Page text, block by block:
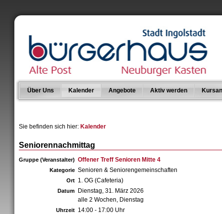
Über Uns Kalender Angebote Aktiv werden
Sie befinden sich hier: Kalender
Seniorennachmittag
Gruppe (Veranstalter) Offener Treff Senioren Mitte 4
Kategorie Senioren & Seniorengemeinschaften
Ort 1. OG (Cafeteria)
Datum
Dienstag, 31. März 2026
alle 2 Wochen, Dienstag
Uhrzeit 14:00 - 17:00 Uhr